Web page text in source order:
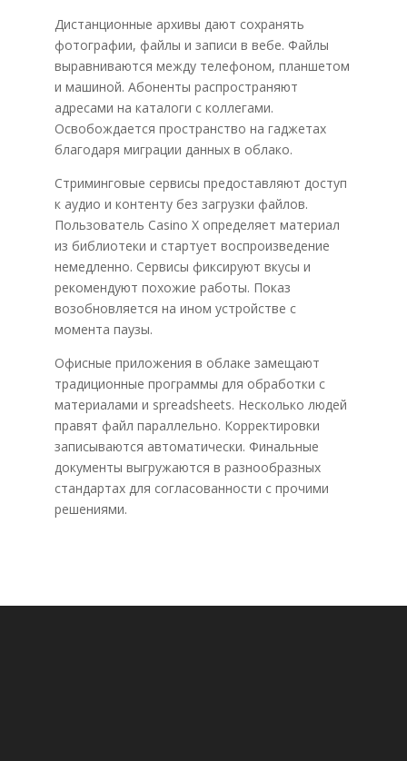
Дистанционные архивы дают сохранять
фотографии, файлы и записи в вебе. Файлы
выравниваются между телефоном, планшетом
и машиной. Абоненты распространяют
адресами на каталоги с коллегами.
Освобождается пространство на гаджетах
благодаря миграции данных в облако.
Стриминговые сервисы предоставляют доступ
к аудио и контенту без загрузки файлов.
Пользователь Casino X определяет материал
из библиотеки и стартует воспроизведение
немедленно. Сервисы фиксируют вкусы и
рекомендуют похожие работы. Показ
возобновляется на ином устройстве с
момента паузы.
Офисные приложения в облаке замещают
традиционные программы для обработки с
материалами и spreadsheets. Несколько людей
правят файл параллельно. Корректировки
записываются автоматически. Финальные
документы выгружаются в разнообразных
стандартах для согласованности с прочими
решениями.